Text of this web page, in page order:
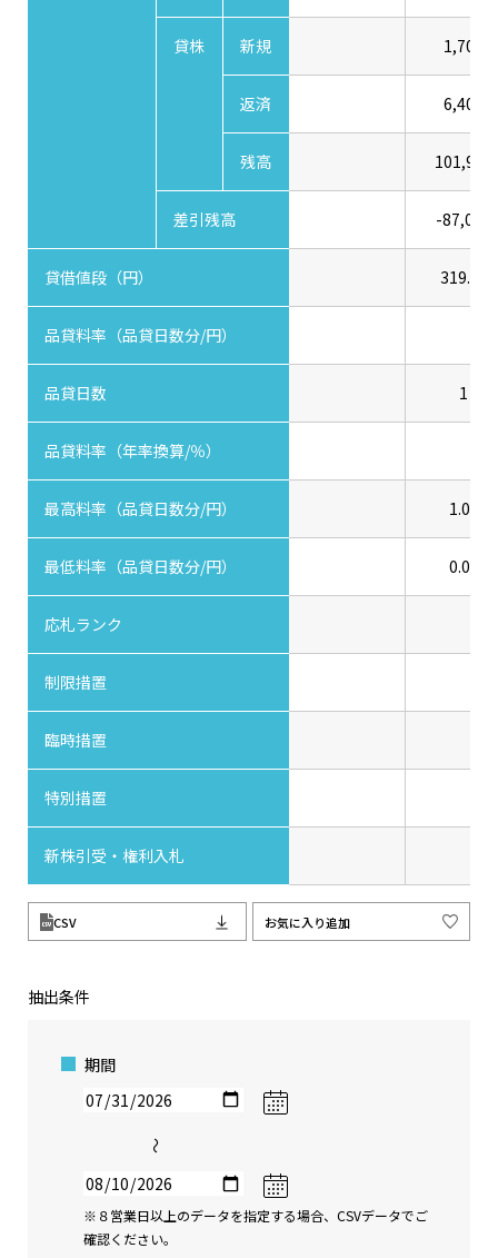
貸株 新規 1,700
返済 6,400
残高 101,900
差引残高 -87,000
貸借値段（円） 319.00
品貸料率（品貸日数分/円）
品貸日数 1
品貸料率（年率換算/％）
最高料率（品貸日数分/円） 1.00
最低料率（品貸日数分/円） 0.00
応札ランク
制限措置
臨時措置
特別措置
新株引受・権利入札
CSV お気に入り追加
抽出条件
期間
〜
※８営業日以上のデータを指定する場合、CSVデータでご
確認ください。